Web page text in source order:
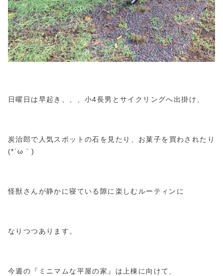
日曜日は早起き、、、小4長男とサイクリングへ出掛け、
炭治郎で人気スポットの石を見たり、お菓子を買わされたり
(*´ω｀)
怪獣さんが静かに寝ている隙に楽しむルーティンに
なりつつあります。
今週の『ミニマムな平屋の家』は上棟に向けて、